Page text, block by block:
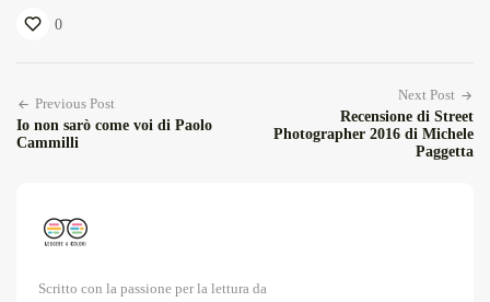
0
Previous Post
Io non sarò come voi di Paolo
Cammilli
Next Post
Recensione di Street
Photographer 2016 di Michele
Paggetta
Scritto con la passione per la lettura da